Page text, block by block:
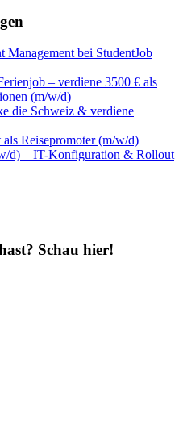
Management bei StudentJob
– verdiene 3500 € als
(m/w/d)
die Schweiz & verdiene
Reisepromoter (m/w/d)
d) – IT-Konfiguration & Rollout
Schau hier!